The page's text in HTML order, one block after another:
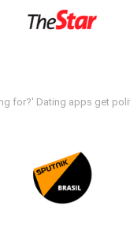
for?' Dating apps get